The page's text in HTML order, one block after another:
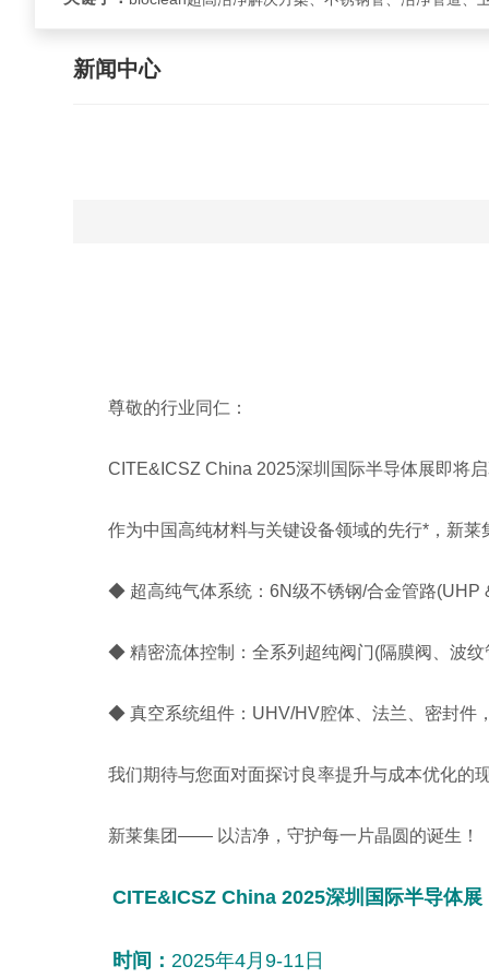
新闻中心
尊敬的行业同仁：
CITE&ICSZ China 2025深圳国际半导体展即将启
作为中国高纯材料与关键设备领域的先行*，新莱
◆ 超高纯气体系统：6N级不锈钢/合金管路(UHP &
◆ 精密流体控制：全系列超纯阀门(隔膜阀、波纹
◆ 真空系统组件：UHV/HV腔体、法兰、密封件，
我们期待与您面对面探讨良率提升与成本优化的现
新莱集团—— 以洁净，守护每一片晶圆的诞生！
CITE&ICSZ China 2025深圳国际半导体展
时间：2025年4月9-11日